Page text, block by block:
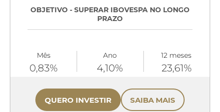
OBJETIVO - SUPERAR IBOVESPA NO LONGO
PRAZO
Mês
0,83%
Ano
4,10%
12 meses
23,61%
QUERO INVESTIR SAIBA MAIS